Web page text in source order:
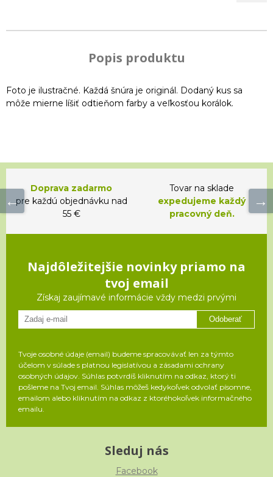
Popis produktu
Foto je ilustračné. Každá šnúra je originál. Dodaný kus sa
môže mierne líšiť odtieňom farby a veľkosťou korálok.
Doprava zadarmo
pre každú objednávku nad
55 €
Tovar na sklade
expedujeme každý
pracovný deň.
Najdôležitejšie novinky priamo na
tvoj email
Získaj zaujímavé informácie vždy medzi prvými
Odoberať
Tvoje osobné údaje (email) budeme spracovávať len za týmto
účelom v súlade s platnou legislatívou a zásadami ochrany
osobných údajov. Súhlas potvrdíš kliknutím na odkaz, ktorý ti
pošleme na Tvoj email. Súhlas môžeš kedykoľvek odvolať písomne,
emailom alebo kliknutím na odkaz z ktoréhokoľvek informačného
emailu.
Sleduj nás
Facebook